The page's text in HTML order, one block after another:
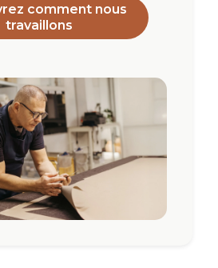
comment nous
travaillons